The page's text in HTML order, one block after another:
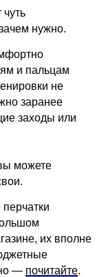
нужно.
и пальцам
не
заранее
заходы или
можете
их вполне
— почитайте.